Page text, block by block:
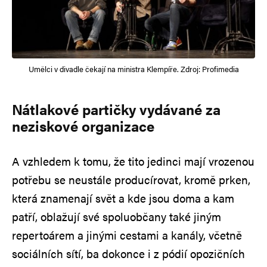
Umělci v divadle čekají na ministra Klempíře. Zdroj: Profimedia
Nátlakové partičky vydávané za
neziskové organizace
A vzhledem k tomu, že tito jedinci mají vrozenou
potřebu se neustále producírovat, kromě prken,
která znamenají svět a kde jsou doma a kam
patří, oblažují své spoluobčany také jiným
repertoárem a jinými cestami a kanály, včetně
sociálních sítí, ba dokonce i z pódií opozičních